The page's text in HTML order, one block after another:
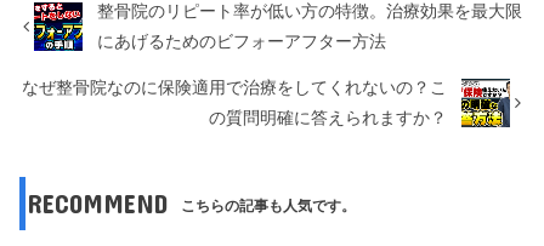
整骨院のリピート率が低い方の特徴。治療効果を最大限
にあげるためのビフォーアフター方法
なぜ整骨院なのに保険適用で治療をしてくれないの？こ
の質問明確に答えられますか？
RECOMMEND こちらの記事も人気です。